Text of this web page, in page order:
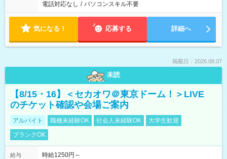
電話対応なし / パソコンスキル不要
気になる！ 応募する 詳細へ
掲載日：2026.08.07
未読
【8/15・16】＜セカオワ＠東京ドーム！＞LIVE
のチケット確認や会場ご案内
アルバイト 職種未経験OK 社会人未経験OK
大学生歓迎
ブランクOK
給与 時給1250円～